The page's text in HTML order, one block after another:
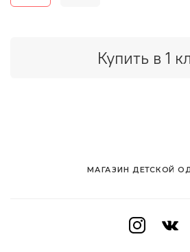
Купить в 1
МАГАЗИН ДЕТСКОЙ